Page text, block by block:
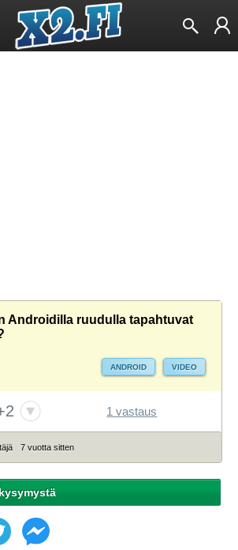
Androidilla ruudulla tapahtuvat
ANDROID VIDEO
1 vastaus
7 vuotta sitten